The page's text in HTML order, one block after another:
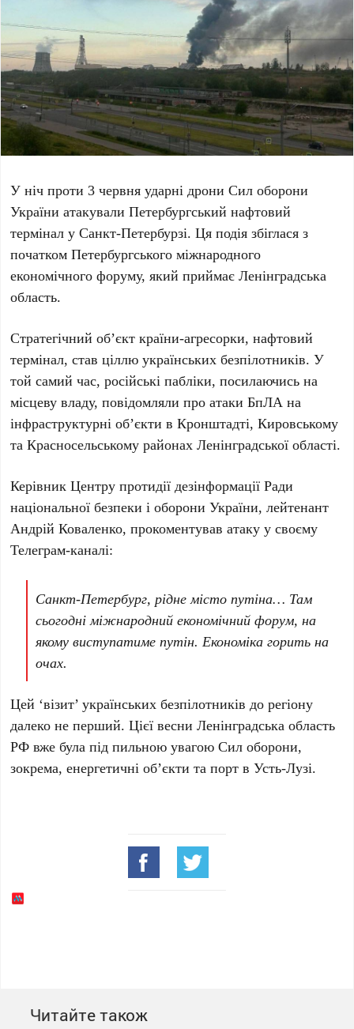
У ніч проти3 червня ударні дрони Сил оборони
України атакувалиПетербургський нафтовий
термінал уСанкт-Петербурзі. Ця подія збіглася з
початкомПетербургського міжнародного
економічного форуму, який приймає Ленінградська
область.
Стратегічний об’єкт країни-агресорки, нафтовий
термінал, став ціллю українських безпілотників. У
той самий час, російські пабліки, посилаючись на
місцеву владу, повідомляли про атаки БпЛА на
інфраструктурні об’єкти вКронштадті,Кировському
таКрасносельському районах Ленінградської області.
Керівник Центру протидії дезінформації Ради
національної безпеки і оборони України, лейтенант
Андрій Коваленко, прокоментував атаку у своєму
Телеграм-каналі:
Санкт-Петербург, рідне місто путіна… Там
сьогодні міжнародний економічний форум, на
якому виступатиме путін. Економіка горить на
очах.
Цей ‘візит’ українських безпілотників до регіону
далеко не перший. Цієї весниЛенінградська область
РФ вже була під пильною увагою Сил оборони,
зокрема, енергетичні об’єкти та порт вУсть-Лузі.
Читайте також